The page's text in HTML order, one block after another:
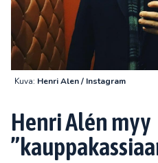
Kuva: Henri Alen / Instagram
Henri Alén myy